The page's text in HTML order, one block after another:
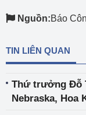
Nguồn:Báo
TIN LIÊN QUAN
Thứ trưởng Đỗ
Nebraska, Hoa